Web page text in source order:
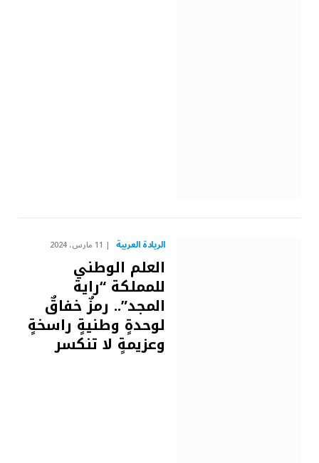
الريادة العربية 11 مارس، 2024
العلم الوطني
للمملكة “راية
المجد”.. رمزٌ خفاقٌ
لوحدةٍ وطنيةٍ راسخةٍ
وعزيمةٍ لا تنكسر